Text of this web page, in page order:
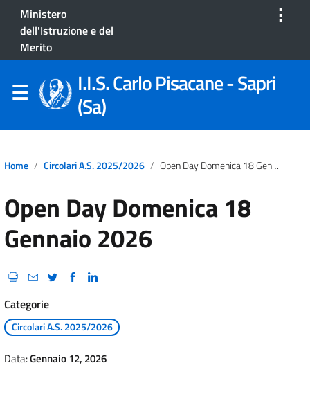
Ministero
dell'Istruzione e del
Merito
⋮
I.I.S. Carlo Pisacane - Sapri
(Sa)
Home Circolari A.S. 2025/2026 Open Day Domenica 18 Gennaio 2026
Open Day Domenica 18
Gennaio 2026
Categorie
Circolari A.S. 2025/2026
Data:Gennaio 12, 2026